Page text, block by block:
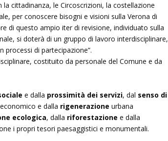
cittadinanza, le Circoscrizioni, la costellazione
per conoscere bisogni e visioni sulla Verona di
di questo ampio iter di revisione, individuato sulla
si doterà di un gruppo di lavoro interdisciplinare,
processi di partecipazione”.
costituito da personale del Comune e da
e dalla prossimità dei servizi, dal senso di
economico e dalla rigenerazione urbana
ecologica, dalla riforestazione e dalla
i propri tesori paesaggistici e monumentali.